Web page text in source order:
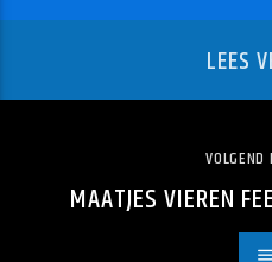
LEES
VOLGEND
MAATJES VIEREN